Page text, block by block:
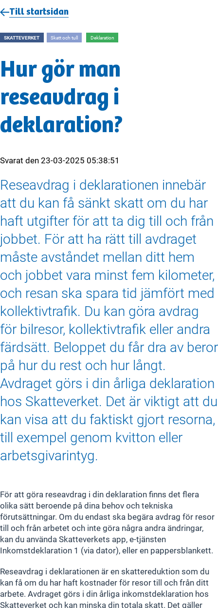
Till startsidan
SKATTEVERKET Skatt och tull Deklaration
Hur gör man
reseavdrag i
deklaration?
Svarat den23-03-2025 05:38:51
Reseavdrag i deklarationen innebär
att du kan få sänkt skatt om du har
haft utgifter för att ta dig till och från
jobbet. För att ha rätt till avdraget
måste avståndet mellan ditt hem
och jobbet vara minst fem kilometer,
och resan ska spara tid jämfört med
kollektivtrafik. Du kan göra avdrag
för bilresor, kollektivtrafik eller andra
färdsätt. Beloppet du får dra av beror
på hur du rest och hur långt.
Avdraget görs i din årliga deklaration
hos Skatteverket. Det är viktigt att du
kan visa att du faktiskt gjort resorna,
till exempel genom kvitton eller
arbetsgivarintyg.
För att göra reseavdrag i din deklaration finns det flera
olika sätt beroende på dina behov och tekniska
förutsättningar. Om du endast ska begära avdrag för resor
till och från arbetet och inte göra några andra ändringar,
kan du använda Skatteverkets app, e-tjänsten
Inkomstdeklaration 1 (via dator), eller en pappersblankett.
Reseavdrag i deklarationen är en skattereduktion som du
kan få om du har haft kostnader för resor till och från ditt
arbete. Avdraget görs i din årliga inkomstdeklaration hos
Skatteverket och kan minska din totala skatt. Det gäller